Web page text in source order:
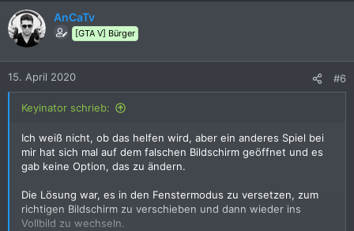
k
t
n
AnCaTv
[GTA V] Bürger
15. April 2020 #6
Keyinator schrieb:
Ich weiß nicht, ob das helfen wird, aber ein anderes Spiel bei
mir hat sich mal auf dem falschen Bildschirm geöffnet und es
gab keine Option, das zu ändern.
Die Lösung war, es in den Fenstermodus zu versetzen, zum
richtigen Bildschirm zu verschieben und dann wieder ins
Vollbild zu wechseln.